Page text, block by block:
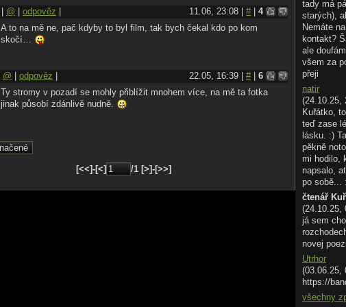
@ odpověz 11.06, 23:08 | #| 4
A to na mě ne, pač kdyby to byl film, tak bych čekal kdo po kom
skočí…
@ odpověz 22.05, 16:39 | #| 6
Ty stromy v pozadí se mohly přiblížit mnohem více, na mě ta fotka
jinak působí zdánlivě nudně.
[<<]-[<] /1 [>]-[>>]
tady má
starých),
Nemáte
kontakt?
ale
všem za
přeji
natir
(24.10.25,
Kuřátko,
teď zase
lásku. :)
pěkně
mi hodilo,
napsalo,
po sobě...
čtenář
(24.10.25,
já sem
novej
Utrhor
(03.06.25,
https://
všechny